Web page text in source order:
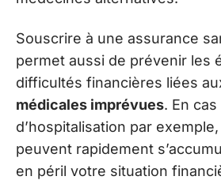
Souscrire à une assurance
permet aussi de prévenir les
difficultés financières liées
médicales imprévues. En cas
d’hospitalisation par
peuvent rapidement
en péril votre situation